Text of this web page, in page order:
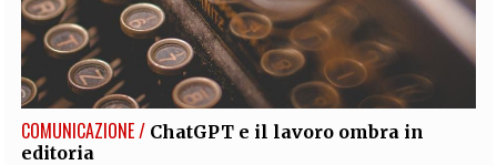
COMUNICAZIONE / ChatGPT e il lavoro ombra in
editoria